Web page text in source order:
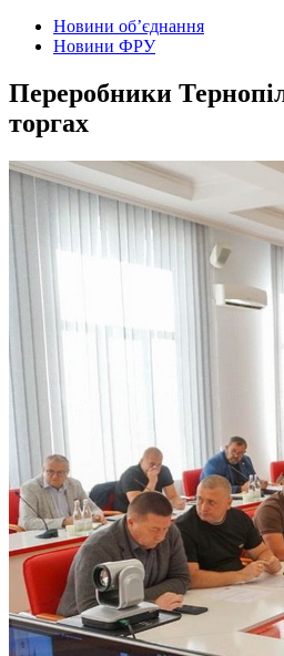
Новини об’єднання
Новини ФРУ
Переробники
торгах